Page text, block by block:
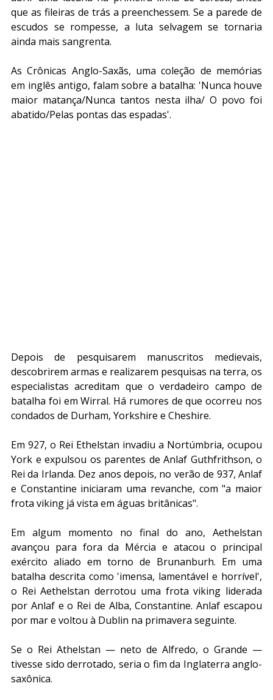
que as fileiras de trás a preenchessem. Se a parede de
escudos se rompesse, a luta selvagem se tornaria
ainda mais sangrenta.
As Crônicas Anglo-Saxãs, uma coleção de memórias
em inglês antigo, falam sobre a batalha: 'Nunca houve
maior matança/Nunca tantos nesta ilha/ O povo foi
abatido/Pelas pontas das espadas'.
Depois de pesquisarem manuscritos medievais,
descobrirem armas e realizarem pesquisas na terra, os
especialistas acreditam que o verdadeiro campo de
batalha foi em Wirral. Há rumores de que ocorreu nos
condados de Durham, Yorkshire e Cheshire.
Em 927, o Rei Ethelstan invadiu a Nortúmbria, ocupou
York e expulsou os parentes de Anlaf Guthfrithson, o
Rei da Irlanda. Dez anos depois, no verão de 937, Anlaf
e Constantine iniciaram uma revanche, com "a maior
frota viking já vista em águas britânicas".
Em algum momento no final do ano, Aethelstan
avançou para fora da Mércia e atacou o principal
exército aliado em torno de Brunanburh. Em uma
batalha descrita como 'imensa, lamentável e horrível',
o Rei Aethelstan derrotou uma frota viking liderada
por Anlaf e o Rei de Alba, Constantine. Anlaf escapou
por mar e voltou à Dublin na primavera seguinte.
Se o Rei Athelstan — neto de Alfredo, o Grande —
tivesse sido derrotado, seria o fim da Inglaterra anglo-
saxônica.